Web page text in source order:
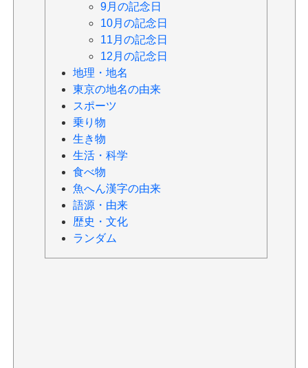
9月の記念日
10月の記念日
11月の記念日
12月の記念日
地理・地名
東京の地名の由来
スポーツ
乗り物
生き物
生活・科学
食べ物
魚へん漢字の由来
語源・由来
歴史・文化
ランダム